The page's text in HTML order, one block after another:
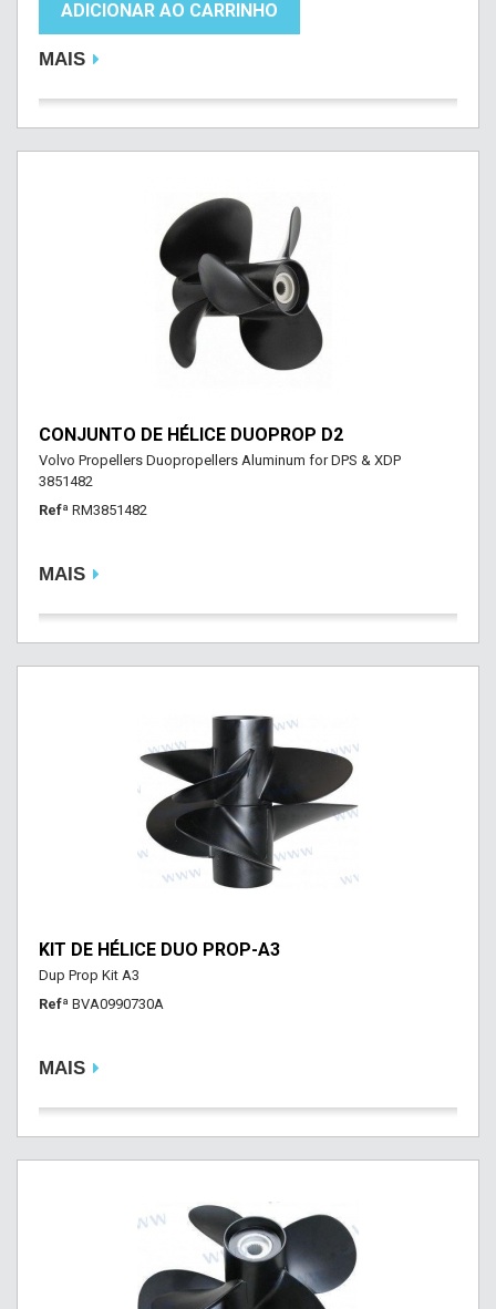
ADICIONAR AO CARRINHO
MAIS
CONJUNTO DE HÉLICE DUOPROP D2
Volvo Propellers Duopropellers Aluminum for DPS & XDP
3851482
Refª RM3851482
MAIS
KIT DE HÉLICE DUO PROP-A3
Dup Prop Kit A3
Refª BVA0990730A
MAIS